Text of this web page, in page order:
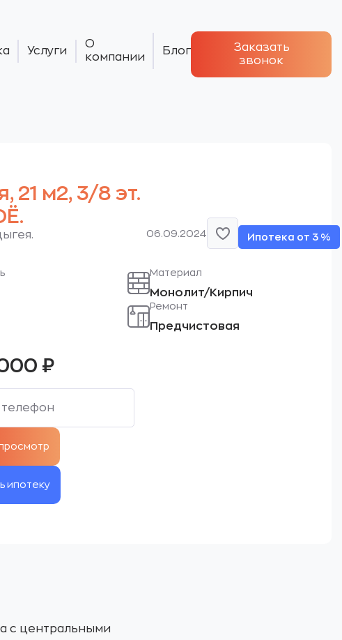
Услуги
О
компании
Блог
Заказать
звонок
21 м2, 3/8 эт.
06.09.2024 Ипотека от 3 %
Материал
Монолит/Кирпич
Ремонт
Предчистовая
₽
ипотеку
с центральными